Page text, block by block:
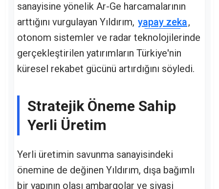
sanayisine yönelik Ar-Ge harcamalarının
arttığını vurgulayan Yıldırım, yapay zeka,
otonom sistemler ve radar teknolojilerinde
gerçekleştirilen yatırımların Türkiye'nin
küresel rekabet gücünü artırdığını söyledi.
Stratejik Öneme Sahip
Yerli Üretim
Yerli üretimin savunma sanayisindeki
önemine de değinen Yıldırım, dışa bağımlı
bir yapının olası ambargolar ve siyasi